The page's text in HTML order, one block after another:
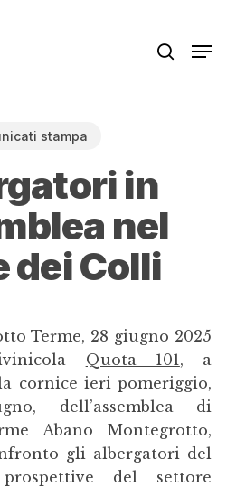
stampa
in
nel
dei Colli
Terme, 28 giugno 2025
Quota 101 , a
cornice ieri pomeriggio,
dell’assemblea di
Abano Montegrotto,
gli albergatori del
del settore